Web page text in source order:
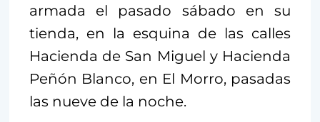
armada el pasado sábado en su
tienda, en la esquina de las calles
Hacienda de San Miguel y Hacienda
Peñón Blanco, en El Morro, pasadas
las nueve de la noche.